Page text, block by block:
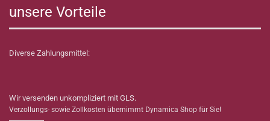
unsere Vorteile
Diverse Zahlungsmittel:
Wir versenden unkompliziert mit GLS.
Verzollungs- sowie Zollkosten übernimmt Dynamica Shop für Sie!